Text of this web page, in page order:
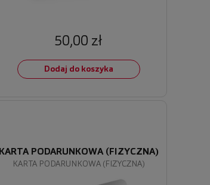
50,00 zł
Dodaj do koszyka
KARTA PODARUNKOWA (FIZYCZNA)
KARTA PODARUNKOWA (FIZYCZNA)